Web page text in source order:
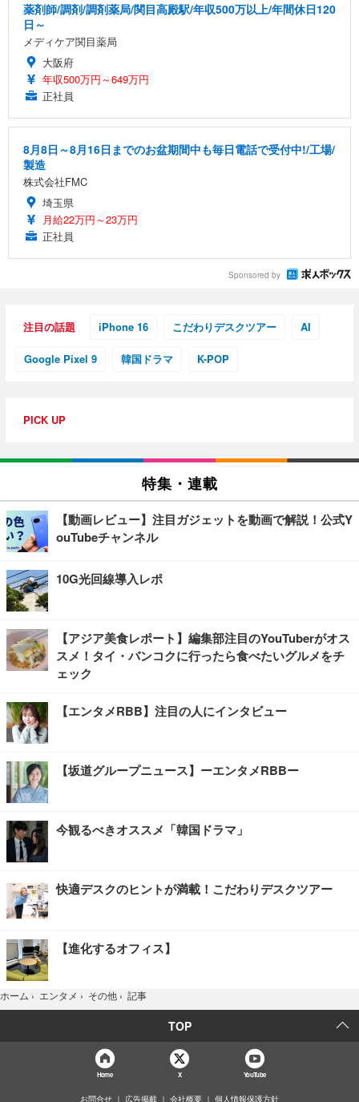
薬剤師/調剤/調剤薬局/関目高殿駅/年収500万以上/年間休日120
日～
メディケア関目薬局
大阪府
年収500万円～649万円
正社員
8月8日～8月16日までのお盆期間中も毎日電話で受付中!/工場/
製造
株式会社FMC
埼玉県
月給22万円～23万円
正社員
Sponsored by
注目の話題 iPhone 16 こだわりデスクツアー AI
Google Pixel 9 韓国ドラマ K-POP
PICK UP
特集・連載
【動画レビュー】注目ガジェットを動画で解説！公式Y
ouTubeチャンネル
10G光回線導入レポ
【アジア美食レポート】編集部注目のYouTuberがオス
スメ！タイ・バンコクに行ったら食べたいグルメをチ
ェック
【エンタメRBB】注目の人にインタビュー
【坂道グループニュース】ーエンタメRBBー
今観るべきオススメ「韓国ドラマ」
快適デスクのヒントが満載！こだわりデスクツアー
【進化するオフィス】
ホーム › エンタメ › その他 › 記事
TOP
Home X YouTube
お問合せ 広告掲載 会社概要 個人情報保護方針